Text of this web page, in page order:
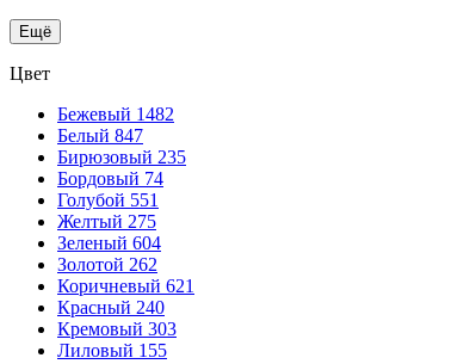
Ещё
Цвет
Бежевый 1482
Белый 847
Бирюзовый 235
Бордовый 74
Голубой 551
Желтый 275
Зеленый 604
Золотой 262
Коричневый 621
Красный 240
Кремовый 303
Лиловый 155